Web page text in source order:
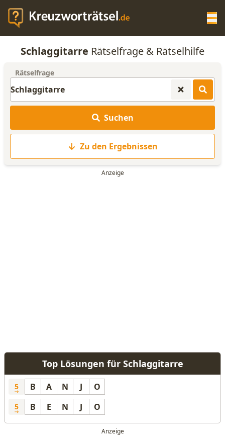
KREUZWORTRÄTSEL-HILFE
ANAGRAMM-GENERATOR
Schlaggitarre Rätselfrage & Rätselhilfe
Rätselfrage
Suchen
Zu den Ergebnissen
Top Lösungen für Schlaggitarre
5 B A N J O
5 B E N J O